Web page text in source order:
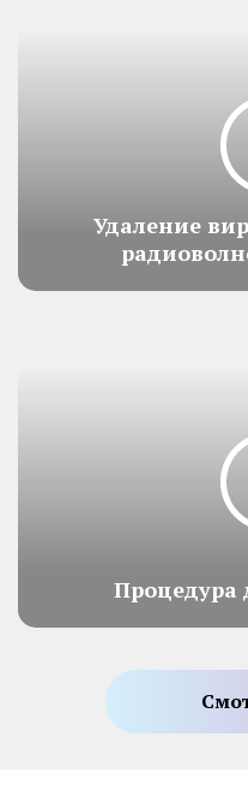
Удаление
Процедура